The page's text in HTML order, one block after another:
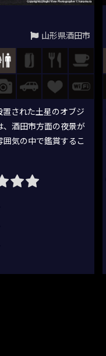
山形県酒田市
された土星のオブジ
、酒田市方面の夜景が
気の中で鑑賞するこ